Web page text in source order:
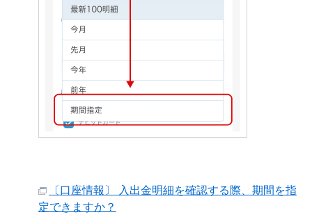
〔口座情報〕 入出金明細を確認する際、期間を指
定できますか？